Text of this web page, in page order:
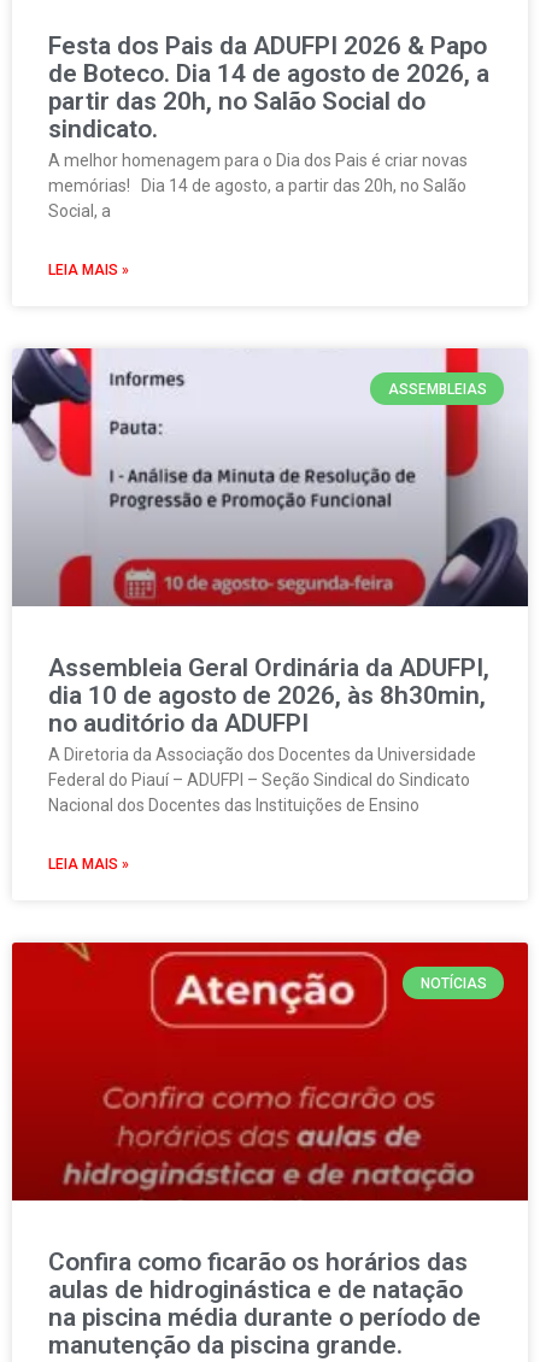
Festa dos Pais da ADUFPI 2026 & Papo
de Boteco. Dia 14 de agosto de 2026, a
partir das 20h, no Salão Social do
sindicato.
A melhor homenagem para o Dia dos Pais é criar novas
memórias! Dia 14 de agosto, a partir das 20h, no Salão
Social, a
LEIA MAIS »
ASSEMBLEIAS
Assembleia Geral Ordinária da ADUFPI,
dia 10 de agosto de 2026, às 8h30min,
no auditório da ADUFPI
A Diretoria da Associação dos Docentes da Universidade
Federal do Piauí – ADUFPI – Seção Sindical do Sindicato
Nacional dos Docentes das Instituições de Ensino
LEIA MAIS »
NOTÍCIAS
Confira como ficarão os horários das
aulas de hidroginástica e de natação
na piscina média durante o período de
manutenção da piscina grande.